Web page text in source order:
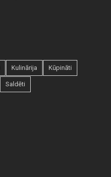
Kulinārija Kūpināti
Saldēti